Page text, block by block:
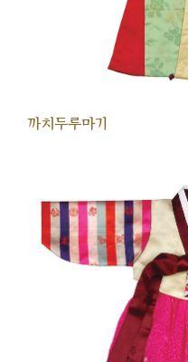
까치두루마기